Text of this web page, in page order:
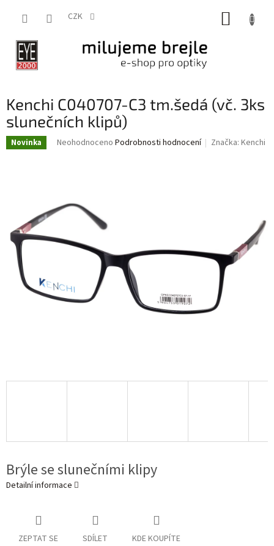
CZK
Kenchi C040707-C3 tm.šedá (vč. 3ks
slunečních klipů)
Novinka
Průměrné
5
hvězdiček.
Neohodnoceno Podrobnosti hodnocení Značka:Kenchi
Brýle se slunečními klipy
Detailní informace
ZEPTAT SE SDÍLET KDE KOUPÍTE